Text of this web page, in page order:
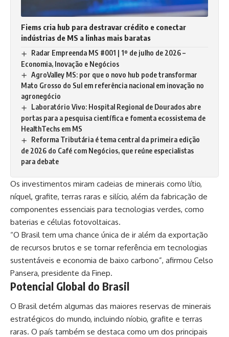
Fiems cria hub para destravar crédito e conectar
indústrias de MS a linhas mais baratas
Radar Empreenda MS #001 | 1º de julho de 2026 –
Economia, Inovação e Negócios
AgroValley MS: por que o novo hub pode transformar
Mato Grosso do Sul em referência nacional em inovação no
agronegócio
Laboratório Vivo: Hospital Regional de Dourados abre
portas para a pesquisa científica e fomenta ecossistema de
HealthTechs em MS
Reforma Tributária é tema central da primeira edição
de 2026 do Café com Negócios, que reúne especialistas
para debate
Os investimentos miram cadeias de minerais como lítio,
níquel, grafite, terras raras e silício, além da fabricação de
componentes essenciais para tecnologias verdes, como
baterias e células fotovoltaicas.
“O Brasil tem uma chance única de ir além da exportação
de recursos brutos e se tornar referência em tecnologias
sustentáveis e economia de baixo carbono”, afirmou Celso
Pansera, presidente da Finep.
Potencial Global do Brasil
O Brasil detém algumas das maiores reservas de minerais
estratégicos do mundo, incluindo níobio, grafite e terras
raras. O país também se destaca como um dos principais